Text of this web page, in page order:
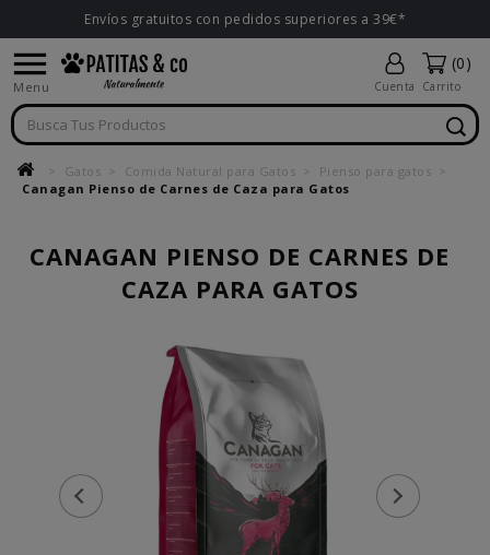
Envíos gratuitos con pedidos superiores a 39€*

Menu Cuenta
(0)
Carrito
Gatos Comida Natural para Gatos
Pienso para gatos
Canagan Pienso de Carnes de Caza para Gatos
CANAGAN PIENSO DE CARNES DE
CAZA PARA GATOS